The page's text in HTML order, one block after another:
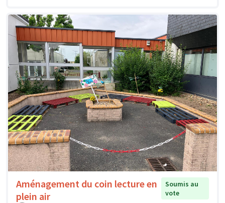
Aménagement du coin lecture en
plein air
Soumis au
vote